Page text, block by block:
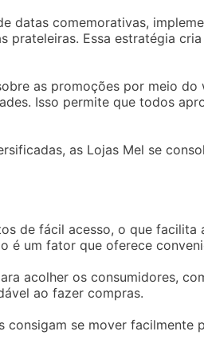
datas comemorativas,
prateleiras. Essa estratégia
as promoções por meio do
Isso permite que todos
as Lojas Mel se
de fácil acesso, o que facilita
é um fator que oferece
acolher os consumidores,
ao fazer compras.
se mover facilmente